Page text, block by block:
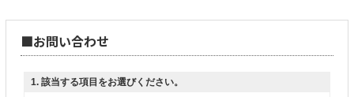
■お問い合わせ
1. 該当する項目をお選びください。